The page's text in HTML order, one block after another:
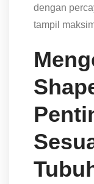
dengan
tampil